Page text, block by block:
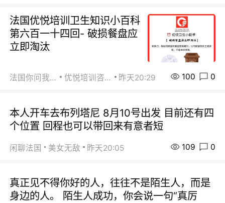
法国优悦培训卫生知识小百科
第六百一十四回- 破损餐盘应
立即淘汰
法国你问我答 优悦培训咨询 昨天20:29 100 0
本人开车去布列塔尼 8月10号出发 目前还有四
个位置 回程也可以带回来有意者短
闲聊法国 美女无敌 昨天20:05 109 0
真正见不得你好的人，往往不是陌生人，而是
身边的人。 陌生人成功，你会说一句“真厉